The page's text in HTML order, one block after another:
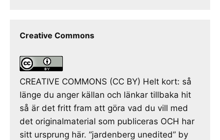
Creative Commons
CREATIVE COMMONS (CC BY) Helt kort: så
länge du anger källan och länkar tillbaka hit
så är det fritt fram att göra vad du vill med
det originalmaterial som publiceras OCH har
sitt ursprung här. ”jardenberg unedited” by